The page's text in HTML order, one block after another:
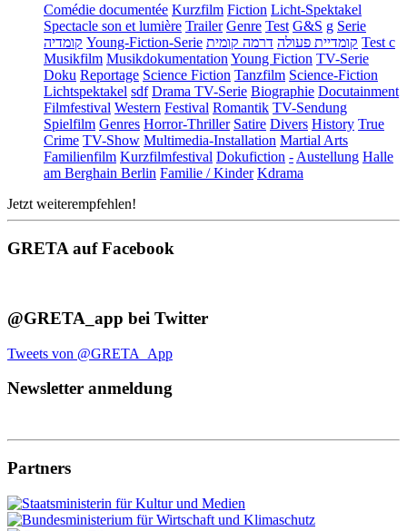
Comédie documentée Kurzfilm Fiction Licht-Spektakel
Spectacle son et lumière Trailer Genre Test G&S g Serie
קומדיה Young-Fiction-Serie קומדיית פעולה דרמה קומית
Test c
Musikfilm Musikdokumentation Young Fiction TV-Serie
Doku Reportage Science Fiction Tanzfilm Science-Fiction
Lichtspektakel sdf Drama TV-Serie Biographie Docutainment
Filmfestival Western Festival Romantik TV-Sendung
Spielfilm Genres Horror-Thriller Satire Divers History True
Crime TV-Show Multimedia-Installation Martial Arts
Familienfilm Kurzfilmfestival Dokufiction - Austellung Halle
am Berghain Berlin Familie / Kinder Kdrama
Jetzt weiterempfehlen!
GRETA auf Facebook
@GRETA_app bei Twitter
Tweets von @GRETA_App
Newsletter anmeldung
Partners